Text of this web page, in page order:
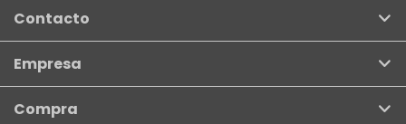
Contacto
Empresa
Compra